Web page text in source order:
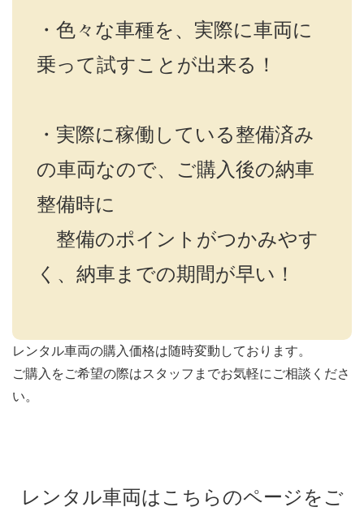
・色々な車種を、実際に車両に
乗って試すことが出来る！
・実際に稼働している整備済み
の車両なので、ご購入後の納車
整備時に
整備のポイントがつかみやす
く、納車までの期間が早い！
レンタル車両の購入価格は随時変動しております。
ご購入をご希望の際はスタッフまでお気軽にご相談くださ
い。
レンタル車両はこちらのページをご